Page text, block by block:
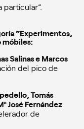
particular”.
“Experimentos,
móbiles:
Salinas e Marcos
del pico de
Tomás
José Fernández
de